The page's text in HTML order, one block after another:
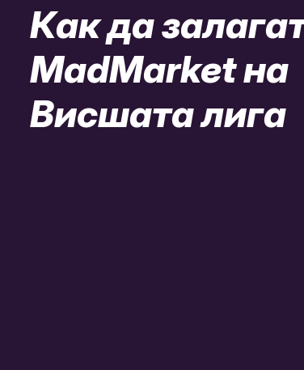
Как да
MadMarket на
Висшата лига